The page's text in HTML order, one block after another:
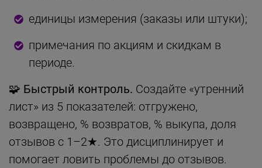
единицы измерения (заказы или штуки);
примечания по акциям и скидкам в
периоде.
🧩 Быстрый контроль. Создайте «утренний
лист» из 5 показателей: отгружено,
возвращено, % возвратов, % выкупа, доля
отзывов с 1–2★. Это дисциплинирует и
помогает ловить проблемы до отзывов.